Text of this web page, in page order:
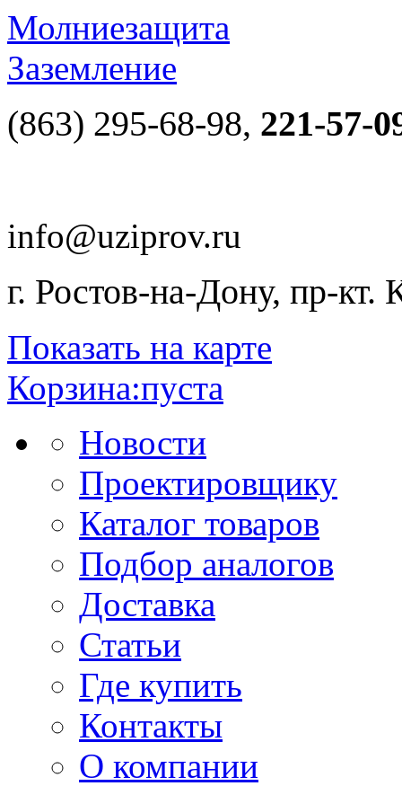
Молниезащита
Заземление
(863) 295-68-98, 221-57-
info@uziprov.ru
г. Ростов-на-Дону, пр-кт.
Показать на карте
Корзина:пуста
Новости
Проектировщику
Каталог товаров
Подбор аналогов
Доставка
Статьи
Где купить
Контакты
О компании